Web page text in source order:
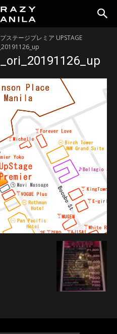
ステージプレミア UPSTAGE